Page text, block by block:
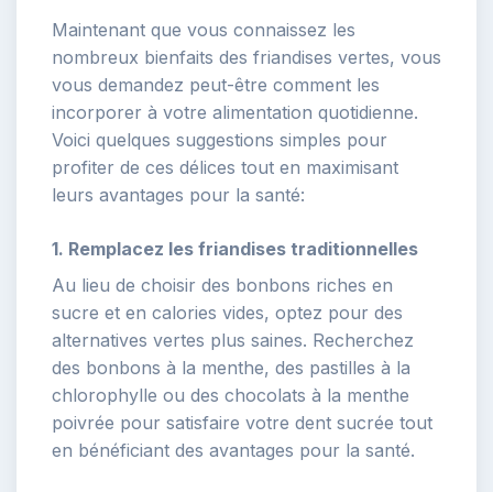
Maintenant que vous connaissez les
nombreux bienfaits des friandises vertes, vous
vous demandez peut-être comment les
incorporer à votre alimentation quotidienne.
Voici quelques suggestions simples pour
profiter de ces délices tout en maximisant
leurs avantages pour la santé:
1. Remplacez les friandises traditionnelles
Au lieu de choisir des bonbons riches en
sucre et en calories vides, optez pour des
alternatives vertes plus saines. Recherchez
des bonbons à la menthe, des pastilles à la
chlorophylle ou des chocolats à la menthe
poivrée pour satisfaire votre dent sucrée tout
en bénéficiant des avantages pour la santé.